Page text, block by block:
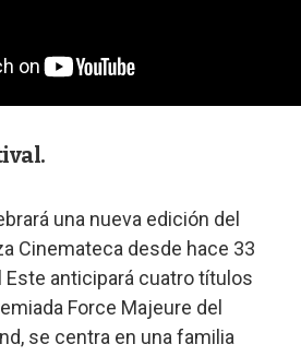
una nueva edición del
Cinemateca desde hace 33
Este anticipará cuatro títulos
Force Majeure del
se centra en una familia